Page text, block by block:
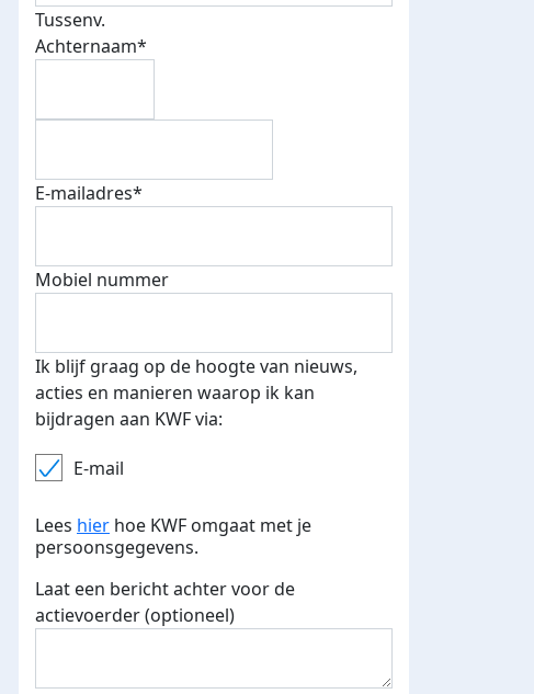
E-mails verstuurd
je je speciale KWF t-shirt!
Tussenv.
Achternaam*
E-mailadres*
Mobiel nummer
Ik blijf graag op de hoogte van nieuws,
acties en manieren waarop ik kan
bijdragen aan KWF via:
E-mail
Lees hier hoe KWF omgaat met je
persoonsgegevens.
Laat een bericht achter voor de
actievoerder (optioneel)